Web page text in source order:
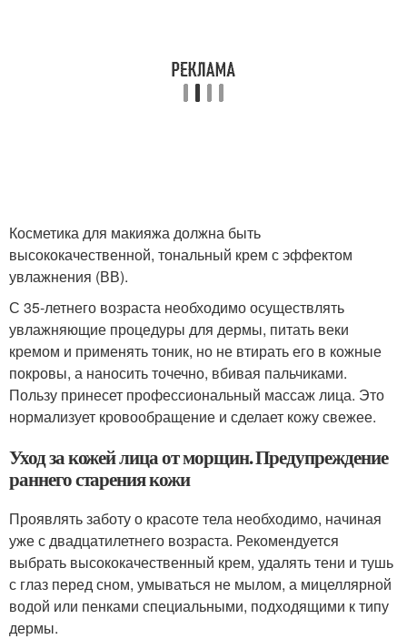
Косметика для макияжа должна быть
высококачественной, тональный крем с эффектом
увлажнения (ВВ).
С 35-летнего возраста необходимо осуществлять
увлажняющие процедуры для дермы, питать веки
кремом и применять тоник, но не втирать его в кожные
покровы, а наносить точечно, вбивая пальчиками.
Пользу принесет профессиональный массаж лица. Это
нормализует кровообращение и сделает кожу свежее.
Уход за кожей лица от морщин. Предупреждение
раннего старения кожи
Проявлять заботу о красоте тела необходимо, начиная
уже с двадцатилетнего возраста. Рекомендуется
выбрать высококачественный крем, удалять тени и тушь
с глаз перед сном, умываться не мылом, а мицеллярной
водой или пенками специальными, подходящими к типу
дермы.